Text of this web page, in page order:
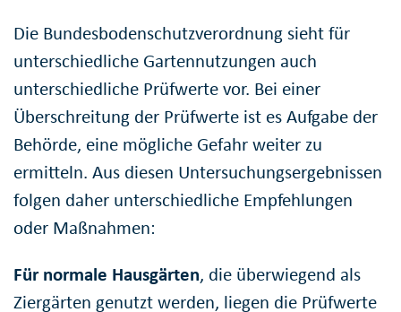
Die Bundesbodenschutzverordnung sieht für
unterschiedliche Gartennutzungen auch
unterschiedliche Prüfwerte vor. Bei einer
Überschreitung der Prüfwerte ist es Aufgabe der
Behörde, eine mögliche Gefahr weiter zu
ermitteln. Aus diesen Untersuchungsergebnissen
folgen daher unterschiedliche Empfehlungen
oder Maßnahmen:
Für normale Hausgärten, die überwiegend als
Ziergärten genutzt werden, liegen die Prüfwerte